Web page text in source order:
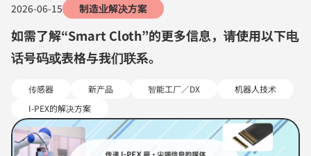
2026-06-15 制造业解决方案
如需了解“Smart Cloth”的更多信息，请使用以下电
话号码或表格与我们联系。
传感器 新产品 智能工厂／DX
机器人技术
I-PEX的解决方案